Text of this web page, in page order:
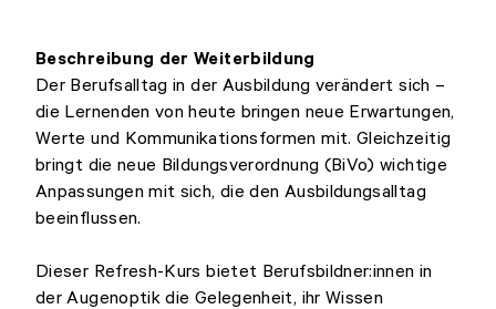
Beschreibung der Weiterbildung
Der Berufsalltag in der Ausbildung verändert sich –
die Lernenden von heute bringen neue Erwartungen,
Werte und Kommunikationsformen mit. Gleichzeitig
bringt die neue Bildungsverordnung (BiVo) wichtige
Anpassungen mit sich, die den Ausbildungsalltag
beeinflussen.
Dieser Refresh-Kurs bietet Berufsbildner:innen in
der Augenoptik die Gelegenheit, ihr Wissen